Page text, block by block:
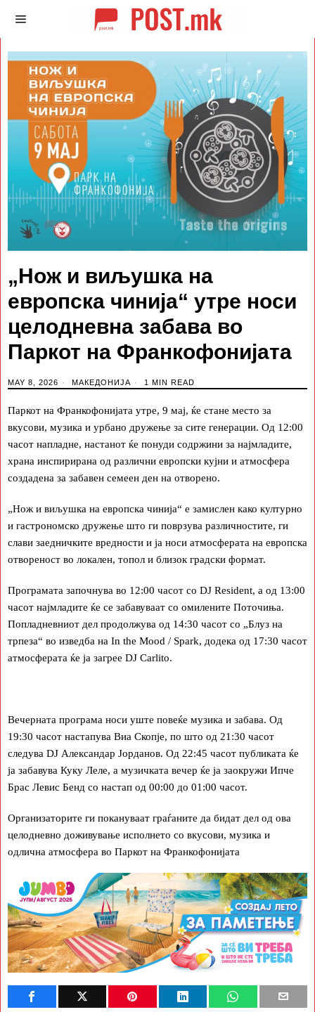
„Нож и виљушка на
европска чинија“ утре носи
целодневна забава во
Паркот на Франкофонијата
MAY 8, 2026 МАКЕДОНИЈА 1 MIN READ
Паркот на Франкофонијата утре, 9 мај, ќе стане место за
вкусови, музика и урбано дружење за сите генерации. Од 12:00
часот напладне, настанот ќе понуди содржини за најмладите,
храна инспирирана од различни европски кујни и атмосфера
создадена за забавен семеен ден на отворено.
„Нож и виљушка на европска чинија“ е замислен како културно
и гастрономско дружење што ги поврзува различностите, ги
слави заедничките вредности и ја носи атмосферата на европска
отвореност во локален, топол и близок градски формат.
Програмата започнува во 12:00 часот со DJ Resident, а од 13:00
часот најмладите ќе се забавуваат со омилените Поточиња.
Попладневниот дел продолжува од 14:30 часот со „Блуз на
трпеза“ во изведба на In the Mood / Spark, додека од 17:30 часот
атмосферата ќе ја загрее DJ Carlito.
Вечерната програма носи уште повеќе музика и забава. Од
19:30 часот настапува Виа Скопје, по што од 21:30 часот
следува DJ Александар Јорданов. Од 22:45 часот публиката ќе
ја забавува Куку Леле, а музичката вечер ќе ја заокружи Ипче
Брас Левис Бенд со настап од 00:00 до 01:00 часот.
Организаторите ги покануваат граѓаните да бидат дел од ова
целодневно доживување исполнето со вкусови, музика и
одлична атмосфера во Паркот на Франкофонијата